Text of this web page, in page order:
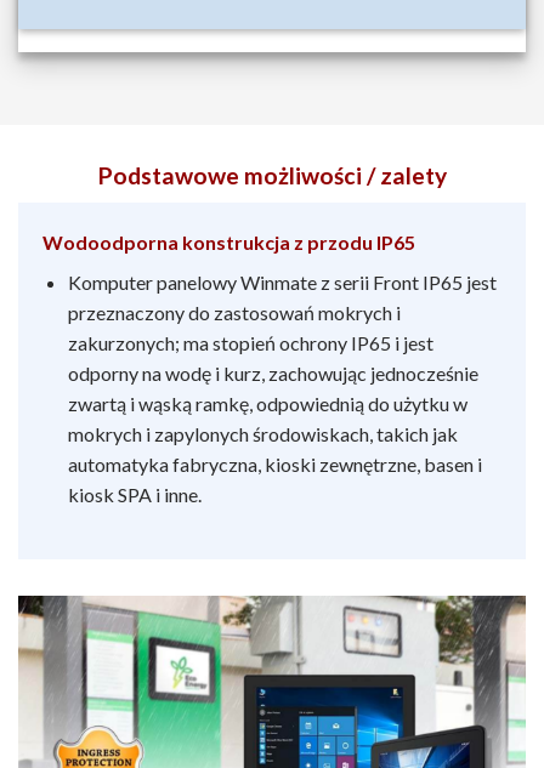
Podstawowe możliwości / zalety
Wodoodporna konstrukcja z przodu IP65
Komputer panelowy Winmate z serii Front IP65 jest
przeznaczony do zastosowań mokrych i
zakurzonych; ma stopień ochrony IP65 i jest
odporny na wodę i kurz, zachowując jednocześnie
zwartą i wąską ramkę, odpowiednią do użytku w
mokrych i zapylonych środowiskach, takich jak
automatyka fabryczna, kioski zewnętrzne, basen i
kiosk SPA i inne.